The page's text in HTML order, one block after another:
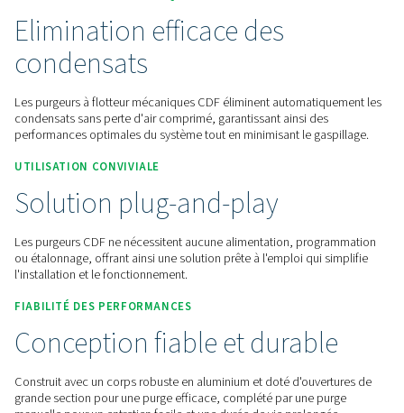
Contactez-nous pour obtenir un devis !
Accueil
Traitement De L'air Comprimé
Traitement Des Condensats
Purges Des Condensats
UN RENDEMENT ÉNERGÉTIQUE ÉLEVÉ
Elimination efficace des
condensats
Les purgeurs à flotteur mécaniques CDF éliminent
condensats sans perte d'air comprimé, garantissant ainsi
performances optimales du système tout en minimisant le